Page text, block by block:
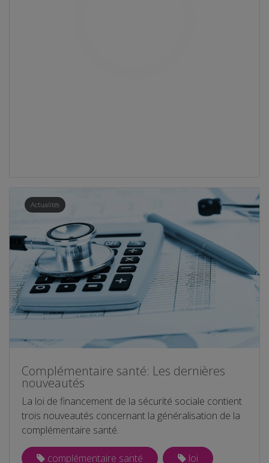
Actualités
Complémentaire santé: Les dernières
nouveautés
La loi de financement de la sécurité sociale contient
trois nouveautés concernant la généralisation de la
complémentaire santé.
complémentaire santé loi